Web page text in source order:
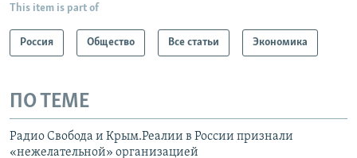
This item is part of
Россия Общество Все статьи Экономика
ПО ТЕМЕ
Радио Свобода и Крым.Реалии в России признали
«нежелательной» организацией